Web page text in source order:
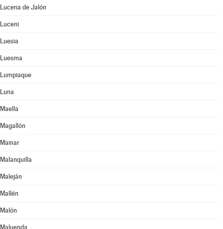
Lucena de Jalón
Luceni
Luesia
Luesma
Lumpiaque
Luna
Maella
Magallón
Mainar
Malanquilla
Maleján
Mallén
Malón
Maluenda